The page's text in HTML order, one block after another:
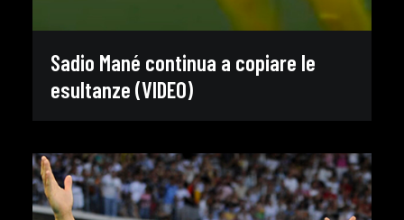
Sadio Mané continua a copiare le
esultanze (VIDEO)